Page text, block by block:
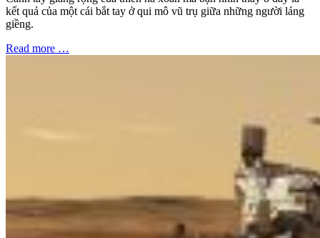
kết quả của một cái bắt tay ở qui mô vũ trụ giữa những người láng
giềng.
Read more …